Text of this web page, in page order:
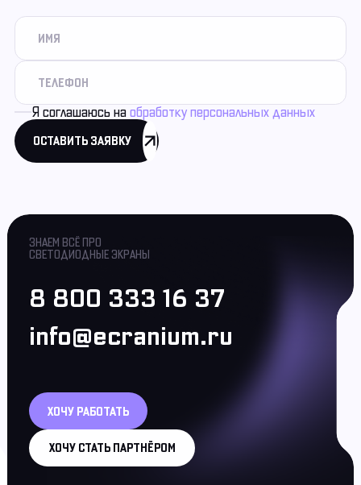
Я соглашаюсь наобработку персональных данных
ОСТАВИТЬ ЗАЯВКУ
ЗНАЕМ ВСЁ ПРО
СВЕТОДИОДНЫЕ ЭКРАНЫ
8 800 333 16 37
info@ecranium.ru
ХОЧУ РАБОТАТЬ
ХОЧУ СТАТЬ ПАРТНЁРОМ